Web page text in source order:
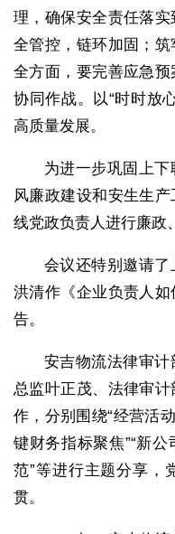
理，确保安全责任落
全管控，链环加固；
全方面，要完善应急预
协同作战。以“时时放
高质量发展。
为进一步巩固上
风廉政建设和安生生
线党政负责人进行廉政
会议还特别邀请
洪清作《企业负责人
告。
安吉物流法律审计
总监叶正茂、法律审
作，分别围绕“经营活
键财务指标聚焦”“新
范”等进行主题分享，
贯。